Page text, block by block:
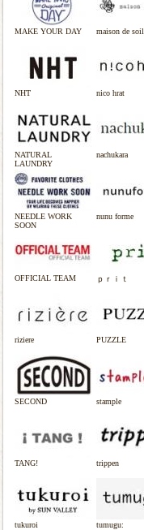
MAKE YOUR DAY maison de soil
NHT nico hrat
NATURAL
LAUNDRY
nachukara
NEEDLE WORK
SOON
nunu forme
OFFICIAL TEAM ｐｒｉｔ
riziere PUZZLE
SECOND stample
TANG! trippen
tukuroi tumugu: